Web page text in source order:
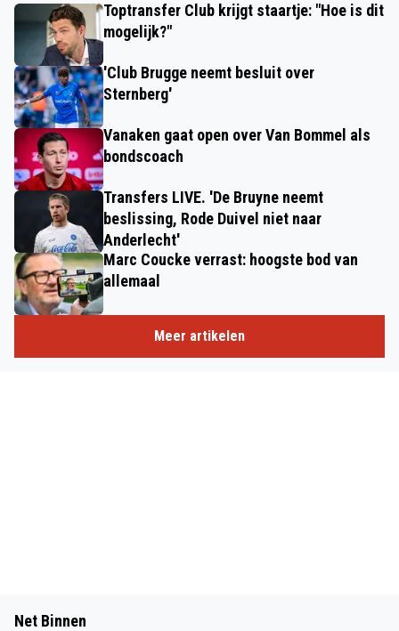
Toptransfer Club krijgt staartje: "Hoe is dit
mogelijk?"
'Club Brugge neemt besluit over
Sternberg'
Vanaken gaat open over Van Bommel als
bondscoach
Transfers LIVE. 'De Bruyne neemt
beslissing, Rode Duivel niet naar
Anderlecht'
Marc Coucke verrast: hoogste bod van
allemaal
Meer artikelen
Net Binnen